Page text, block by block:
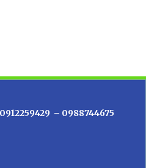
0912259429 – 0988744675